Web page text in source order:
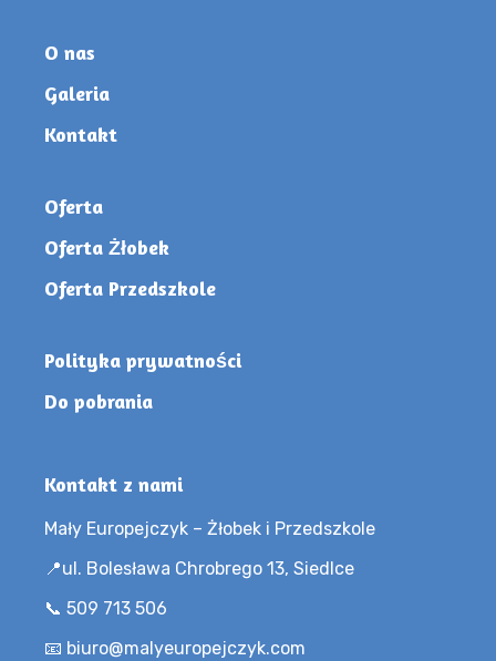
O nas
Galeria
Kontakt
Oferta
Oferta Żłobek
Oferta Przedszkole
Polityka prywatności
Do pobrania
Kontakt z nami
Mały Europejczyk – Żłobek i Przedszkole
📍ul. Bolesława Chrobrego 13, Siedlce
📞 509 713 506
📧 biuro@malyeuropejczyk.com